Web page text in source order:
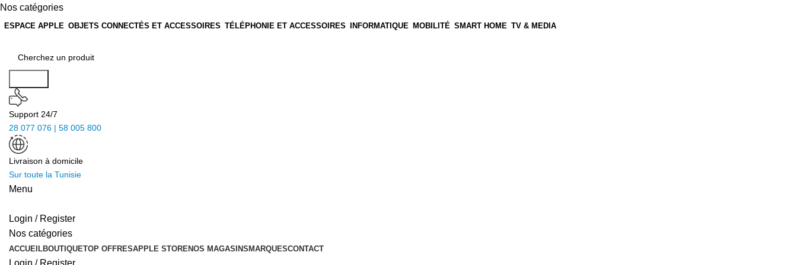
Nos catégories
ESPACE APPLE OBJETS CONNECTÉS ET ACCESSOIRES TÉLÉPHONIE ET ACCESSOIRES INFORMATIQUE MOBILITÉ SMART HOME TV & MEDIA
Support 24/7
28 077 076 | 58 005 800
Livraison à domicile
Sur toute la Tunisie
Menu
Login / Register
Nos catégories
ACCUEILBOUTIQUETOP OFFRESAPPLE STORENOS MAGASINSMARQUESCONTACT
Login / Register